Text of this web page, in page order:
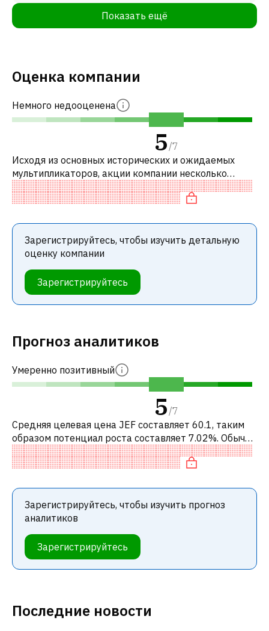
Показать ещё
Последние новости
Оценка компании
Немного недооценена
5 /7
Исходя из основных исторических и ожидаемых
мультипликаторов, акции компании несколько
недооценены по сравнению с аналогичными
компаниями. В частности, акция компании раз
Зарегистрируйтесь, чтобы изучить детальную
оценку компании
Зарегистрируйтесь
Прогноз аналитиков
Умеренно позитивный
5 /7
Средняя целевая цена JEF составляет 60.1, таким
образом потенциал роста составляет 7.02%. Обычно
это означает рекомендацию «ДЕРЖАТЬ» среди
инвестиционных компаний. Эта не
Зарегистрируйтесь, чтобы изучить прогноз
аналитиков
Зарегистрируйтесь